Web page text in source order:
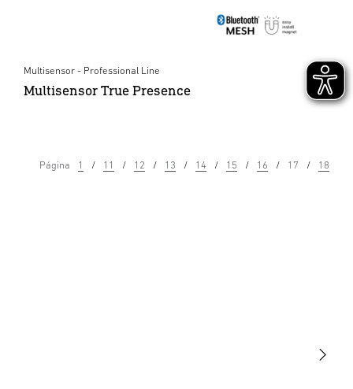
Multisensor - Professional Line
Multisensor True Presence
Página 1 11 12 13 14 15 16 17 18